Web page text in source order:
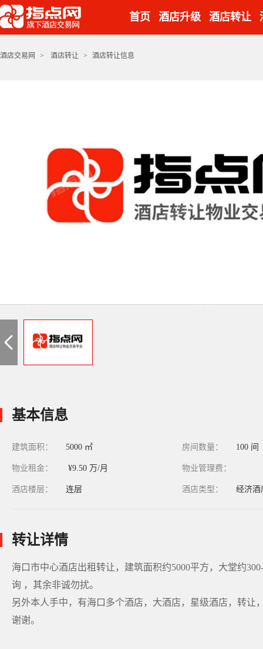
首页 酒店升级 酒店转让
酒店交易网 > 酒店转让 > 酒店转让信息
基本信息
建筑面积： 5000 ㎡ 房间数量： 100 间
物业租金： ¥9.50 万/月 物业管理费：
酒店楼层： 连层 酒店类型： 经济酒
转让详情
海口市中心酒店出租转让，建筑面积约5000平方，大堂约
询 ，其余非诚勿扰。
另外本人手中，有海口多个酒店，大酒店，星级酒店，转
谢谢。